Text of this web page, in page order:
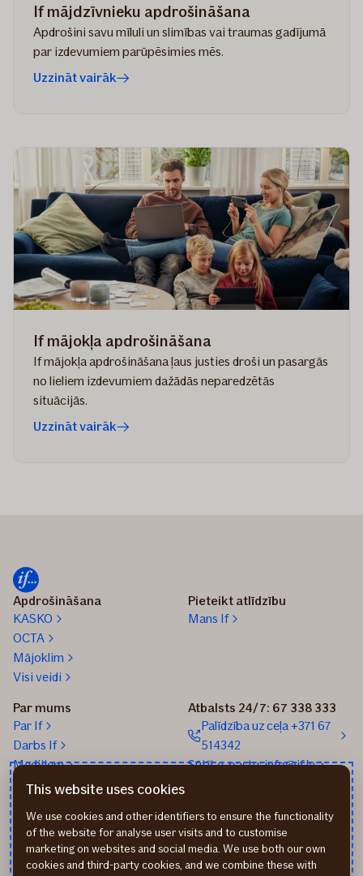
If mājdzīvnieku apdrošināšana
Apdrošini savu mīluli un slimības vai traumas gadījumā
par izdevumiem parūpēsimies mēs.
Uzzināt vairāk
If mājokļa apdrošināšana
If mājokļa apdrošināšana ļaus justies droši un pasargās
no lieliem izdevumiem dažādās neparedzētās
situācijās.
Uzzināt vairāk
Apdrošināšana
KASKO
OCTA
Mājoklim
Visi veidi
Pieteikt atlīdzību
Mans If
Par mums
Par If
Darbs If
Medijiem
Blogs
Atbalsts 24/7: 67 338 333
Palīdzība uz ceļa +371 67
514342
Sūtīt e-pastu: info@if.lv
izplatītāji
Pirmslīguma informācija
Rekvizīti
This website uses cookies
We use cookies and other identifiers to ensure the functionality
of the website for analyse user visits and to customise
marketing on websites and social media. We use both our own
cookies and third-party cookies, and we combine these with